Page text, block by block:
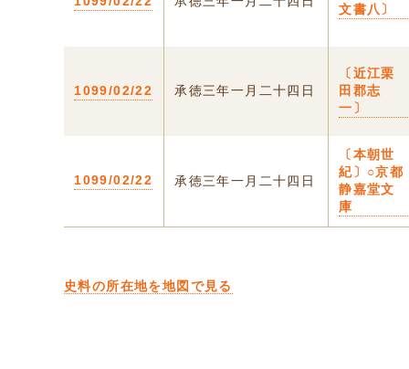
文書八〕
1099/02/22 承徳三年一月二十四日
〔近江栗
田郡志
一〕
1099/02/22 承徳三年一月二十四日
〔本朝世
紀〕○京都
静嘉堂文
庫
史料の所在地を地図で見る